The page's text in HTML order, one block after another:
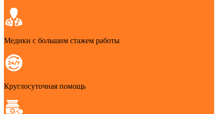
Медики с большим стажем работы
Круглосуточная помощь